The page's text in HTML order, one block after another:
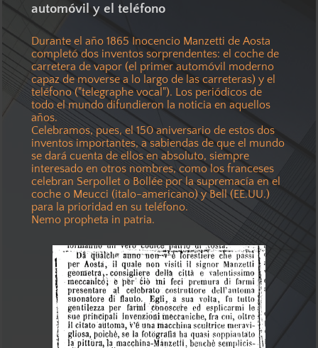
automóvil y el teléfono
Durante el año 1865 Inocencio Manzetti de Aosta
completó dos inventos sorprendentes: el coche de
carretera de vapor (el primer automóvil moderno
capaz de moverse a lo largo de las carreteras) y el
teléfono ("telegraphe vocal"). Los periódicos de
todo el mundo difundieron la noticia en aquellos
años.
Celebramos, pues, el 150 aniversario de estos dos
inventos importantes, a sabiendas de que el mundo
se dará cuenta de ellos en absoluto, siempre
interesado en otros nombres, como los franceses
celebran Serpollet o Bollée por la supremacía en el
coche o Meucci (italo-americano) y Bell (EE.UU.)
para la prioridad en su teléfono.
Nemo propheta in patria.